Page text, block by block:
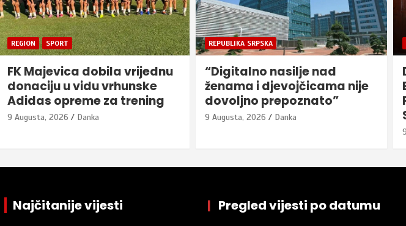
REPUBLIKA SRPSKA
“Digitalno nasilje nad
ženama i djevojčicama nije
dovoljno prepoznato”
9 Augusta, 2026 Danka
BIJELJINA REGION
Dr Nešković čestitao slavu
Bijeljine-Svetog
Pantelejmona: Svetac
Semberiju slogom sabrao
Najčitanije vijesti | Pregled vijesti po datumu